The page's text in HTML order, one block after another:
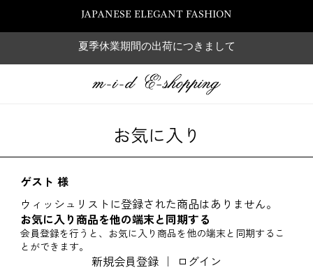
JAPANESE ELEGANT FASHION
夏季休業期間の出荷につきまして
お気に入り
ゲスト 様
ウィッシュリストに登録された商品はありません。
お気に入り商品を他の端末と同期する
会員登録を行うと、お気に入り商品を他の端末と同期するこ
とができます。
新規会員登録 ｜ ログイン